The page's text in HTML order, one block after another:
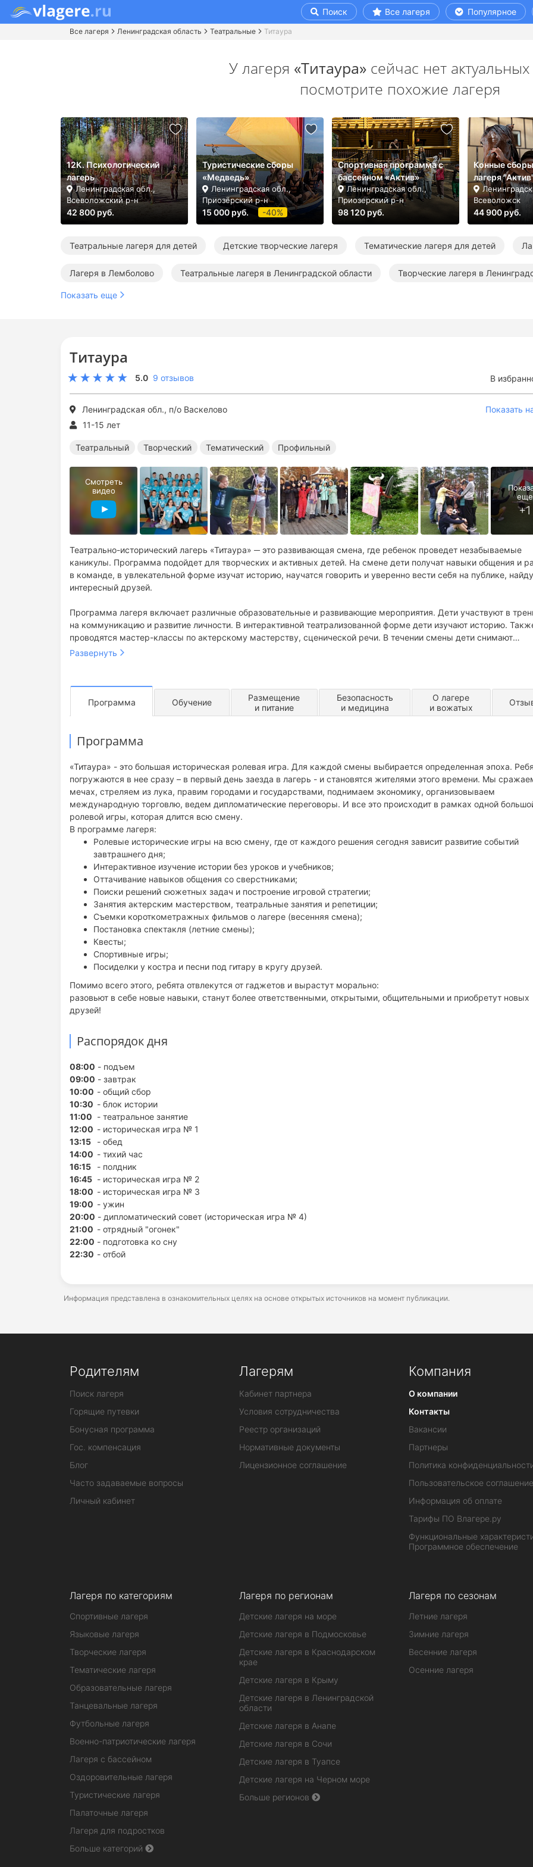
Поиск Все лагеря Популярное
Все лагеря Ленинградская область Театральные Титаура
Титаура
5.0 9 отзывов В
Ленинградская обл., п/о Васкелово
Показать
11-15 лет
Театральный Творческий Тематический Профильный
Театрально-исторический лагерь «Титаура» ─ это развивающая смена, где ребенок проведет незабываемые
каникулы. Программа подойдет для творческих и активных детей. На смене дети получат навыки общения и
в команде, в увлекательной форме изучат историю, научатся говорить и уверенно вести себя на публике,
интересный друзей.
Программа лагеря включает различные образовательные и развивающие мероприятия. Дети участвуют в
на коммуникацию и развитие личности. В интерактивной театрализованной форме дети изучают историю.
проводятся мастер-классы по актерскому мастерству, сценической речи. В течении смены дети снимают
собственный короткометражный фильм.
по изготовлению оружия и рисованию светом, спортивные состязания, интеллектуальные квесты, походы и
посиделки у костра.
Развернуть
Смотреть
видео
Программа Обучение
Размещение
и питание
Безопасность
и медицина
О лагере
и вожатых
Программа
«Титаура» - это большая историческая ролевая игра. Для каждой смены выбирается определенная эпоха.
погружаются в нее сразу – в первый день заезда в лагерь - и становятся жителями этого времени. Мы
мечах, стреляем из лука, правим городами и государствами, поднимаем экономику, организовываем
международную торговлю, ведем дипломатические переговоры. И все это происходит в рамках одной
ролевой игры, которая длится всю смену.
В программе лагеря:
Ролевые исторические игры на всю смену, где от каждого решения сегодня зависит развитие событий
завтрашнего дня;
Интерактивное изучение истории без уроков и учебников;
Оттачивание навыков общения со сверстниками;
Поиски решений сюжетных задач и построение игровой стратегии;
Занятия актерским мастерством, театральные занятия и репетиции;
Съемки короткометражных фильмов о лагере (весенняя смена);
Постановка спектакля (летние смены);
Квесты;
Спортивные игры;
Посиделки у костра и песни под гитару в кругу друзей.
Помимо всего этого, ребята отвлекутся от гаджетов и вырастут морально:
разовьют в себе новые навыки, станут более ответственными, открытыми, общительными и приобретут новых
друзей!
Распорядок дня
08:00 - подъем
09:00 - завтрак
10:00 - общий сбор
10:30 - блок истории
11:00 - театральное занятие
12:00 - историческая игра № 1
13:15
- обед
14:00 - тихий час
16:15
- полдник
16:45 - историческая игра № 2
18:00 - историческая игра № 3
19:00 - ужин
20:00 - дипломатический совет (историческая игра № 4)
21:00 - отрядный "огонек"
22:00 - подготовка ко сну
22:30 - отбой
Информация представлена в ознакомительных целях на основе открытых источников на момент публикации.
У лагеря «Титаура»сейчас нет
посмотрите похожие лагеря
12К. Психологический
лагерь
Ленинградская обл.,
Всеволожский р-н
42 800 руб.
Туристические сборы
«Медведь»
Ленинградская обл.,
Приозёрский р-н
15 000 руб. -40%
Спортивная программа с
бассейном «Актив»
Ленинградская обл.,
Приозерский р-н
98 120 руб.
Конные
лагеря
Всеволожск
44 900 руб.
Театральные лагеря для детей Детские творческие лагеря Тематические лагеря для детей
Лагеря в Лемболово Театральные лагеря в Ленинградской области Творческие лагеря в
Тематические лагеря в Ленинградской области
Показать еще
Родителям
Поиск лагеря
Горящие путевки
Бонусная программа
Гос. компенсация
Блог
Часто задаваемые вопросы
Личный кабинет
Лагерям
Кабинет партнера
Условия сотрудничества
Реестр организаций
Нормативные документы
Лицензионное соглашение
Компания
О компании
Контакты
Вакансии
Партнеры
Политика
Пользовательское соглашение
Информация об оплате
Тарифы ПО Влагере.ру
Функциональные
Программное обеспечение
Лагеря по категориям
Спортивные лагеря
Языковые лагеря
Творческие лагеря
Тематические лагеря
Образовательные лагеря
Танцевальные лагеря
Футбольные лагеря
Военно-патриотические лагеря
Лагеря с бассейном
Оздоровительные лагеря
Туристические лагеря
Палаточные лагеря
Лагеря для подростков
Больше категорий
Лагеря по регионам
Детские лагеря на море
Детские лагеря в Подмосковье
Детские лагеря в Краснодарском
крае
Детские лагеря в Крыму
Детские лагеря в Ленинградской
области
Детские лагеря в Анапе
Детские лагеря в Сочи
Детские лагеря в Туапсе
Детские лагеря на Черном море
Больше регионов
Лагеря по сезонам
Летние лагеря
Зимние лагеря
Весенние лагеря
Осенние лагеря